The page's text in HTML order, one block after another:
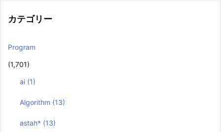
カテゴリー
Program
(1,701)
ai (1)
Algorithm (13)
astah* (13)